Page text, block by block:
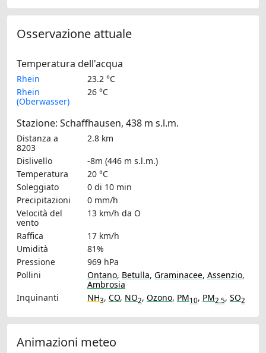
Osservazione attuale
Temperatura dell'acqua
Rhein
23.2 °C
Rhein
(Oberwasser)
26 °C
Stazione: Schaffhausen, 438 m s.l.m.
Distanza a
8203
2.8 km
Dislivello
-8m (446 m s.l.m.)
Temperatura
20 °C
Soleggiato
0 di 10 min
Precipitazioni
0 mm/h
Velocità del
vento
13 km/h da O
Raffica
17 km/h
Umidità
81%
Pressione
969 hPa
Pollini
Ontano, Betulla, Graminacee, Assenzio,
Ambrosia
Inquinanti
NH3, CO, NO2, Ozono, PM10, PM2.5, SO2
Animazioni meteo